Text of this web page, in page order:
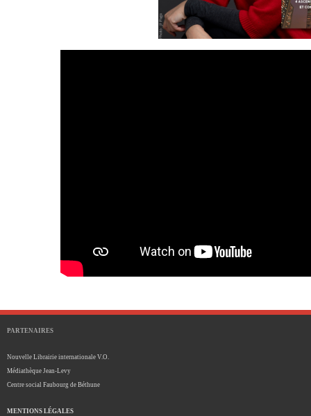
PARTENAIRES
Nouvelle Librairie internationale V.O.
Médiathèque Jean-Levy
Centre social Faubourg de Béthune
MENTIONS LÉGALES